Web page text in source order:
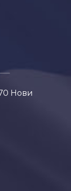
Нови